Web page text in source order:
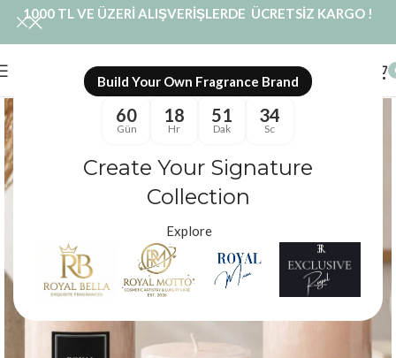
Build Your Own Fragrance Brand
60
Gün
18
Hr
51
Dak
33
Sc
Create Your Signature
Collection
Explore
1000 TL VE ÜZERİ ALIŞVERİŞLERDE ÜCRETSİZ KARGO !